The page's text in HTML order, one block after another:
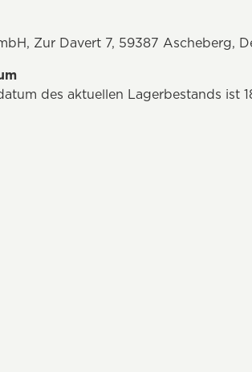
Zur Davert 7, 59387 Ascheberg,
des aktuellen Lagerbestands ist